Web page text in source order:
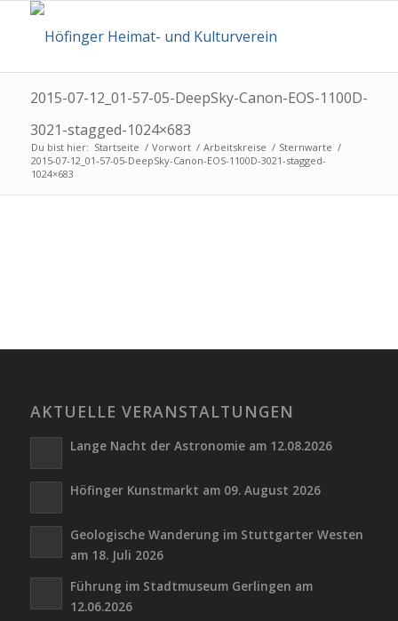
2015-07-12_01-57-05-DeepSky-Canon-EOS-1100D-
3021-stagged-1024×683
Du bist hier: Startseite / Vorwort / Arbeitskreise / Sternwarte /
2015-07-12_01-57-05-DeepSky-Canon-EOS-1100D-3021-stagged-
1024×683
AKTUELLE VERANSTALTUNGEN
Lange Nacht der Astronomie am 12.08.2026
Höfinger Kunstmarkt am 09. August 2026
Geologische Wanderung im Stuttgarter Westen
am 18. Juli 2026
Führung im Stadtmuseum Gerlingen am
12.06.2026